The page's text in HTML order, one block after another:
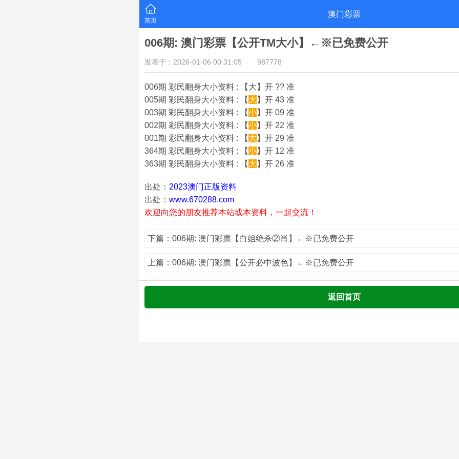
首页
澳门彩票
006期: 澳门彩票【公开TM大小】←※已免费公开
发表于：2026-01-06 00:31:05 987778
006期 彩民翻身大小资料 : 【大】开 ?? 准
005期 彩民翻身大小资料 : 【 大 】开 43 准
003期 彩民翻身大小资料 : 【小】开 09 准
002期 彩民翻身大小资料 : 【小】开 22 准
001期 彩民翻身大小资料 : 【 大 】开 29 准
364期 彩民翻身大小资料 : 【小】开 12 准
363期 彩民翻身大小资料 : 【 大 】开 26 准
出处： 2023澳门正版资料
出处： www.670288.com
欢迎向您的朋友推荐本站或本资料，一起交流！
下篇：006期: 澳门彩票【白姐绝杀②肖】←※已免费公开
上篇：006期: 澳门彩票【公开必中波色】←※已免费公开
返回首页